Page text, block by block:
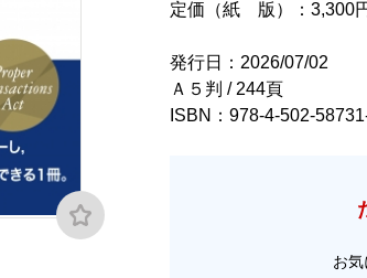
定価（紙 版）：3,300円
発行日：2026/07/02
Ａ５判 / 244頁
ISBN：978-4-502-
お